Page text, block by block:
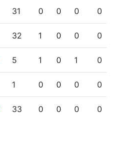
31 0 0 0 0
32 1 0 0 0
5 1 0 1 0
1 0 0 0 0
33 0 0 0 0